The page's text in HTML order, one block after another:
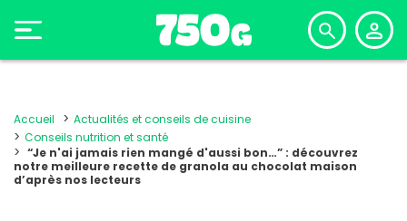
Accueil
Actualités et conseils de cuisine
Conseils nutrition et santé
“Je n'ai jamais rien mangé d'aussi bon…” : découvrez
notre meilleure recette de granola au chocolat maison
d’après nos lecteurs